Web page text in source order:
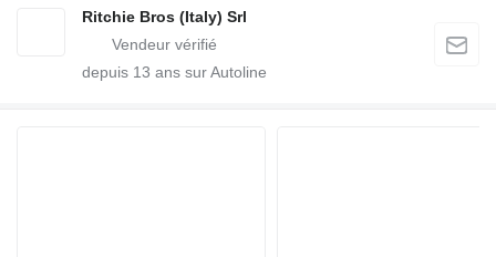
Ritchie Bros (Italy) Srl
depuis 13 ans sur Autoline